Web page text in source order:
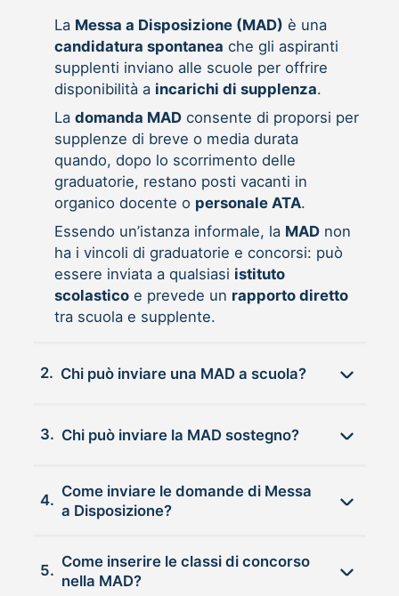
La Messa a Disposizione (MAD) è una
candidatura spontanea che gli aspiranti
supplenti inviano alle scuole per offrire
disponibilità a incarichi di supplenza.
La domanda MADconsente di proporsi per
supplenze di breve o media durata
quando, dopo lo scorrimento delle
graduatorie, restano posti vacanti in
organico docente o personale ATA.
Essendo un’istanza informale, la MADnon
ha i vincoli di graduatorie e concorsi: può
essere inviata a qualsiasi istituto
scolasticoe prevede un rapporto diretto
tra scuola e supplente.
2. Chi può inviare una MAD a scuola?
3. Chi può inviare la MAD sostegno?
4.
Come inviare le domande di Messa
a Disposizione?
5.
Come inserire le classi di concorso
nella MAD?